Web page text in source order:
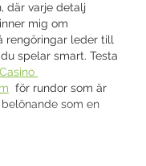
där varje detalj
mig om
rengöringar leder till
spelar smart. Testa
  för rundor som är
som en